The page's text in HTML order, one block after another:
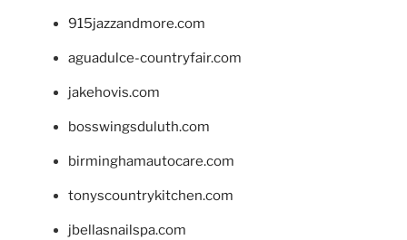
915jazzandmore.com
aguadulce-countryfair.com
jakehovis.com
bosswingsduluth.com
birminghamautocare.com
tonyscountrykitchen.com
jbellasnailspa.com